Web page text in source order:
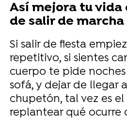
Así mejora tu vida
de salir de marcha
Si salir de fiesta
repetitivo, si sientes
cuerpo te pide
sofá, y dejar de llegar
chupetón, tal vez es
replantear qué ocurre